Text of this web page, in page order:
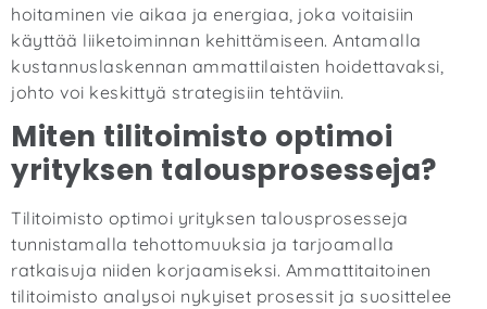
hoitaminen vie aikaa ja energiaa, joka voitaisiin
käyttää liiketoiminnan kehittämiseen. Antamalla
kustannuslaskennan ammattilaisten hoidettavaksi,
johto voi keskittyä strategisiin tehtäviin.
Miten tilitoimisto optimoi
yrityksen talousprosesseja?
Tilitoimisto optimoi yrityksen talousprosesseja
tunnistamalla tehottomuuksia ja tarjoamalla
ratkaisuja niiden korjaamiseksi. Ammattitaitoinen
tilitoimisto analysoi nykyiset prosessit ja suosittelee